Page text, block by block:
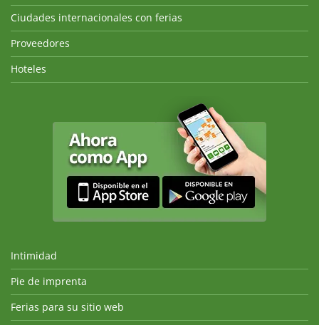
Ciudades internacionales con ferias
Proveedores
Hoteles
Intimidad
Pie de imprenta
Ferias para su sitio web